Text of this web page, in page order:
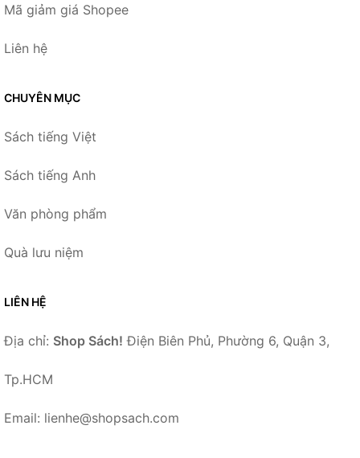
Mã giảm giá Shopee
Liên hệ
CHUYÊN MỤC
Sách tiếng Việt
Sách tiếng Anh
Văn phòng phẩm
Quà lưu niệm
LIÊN HỆ
Địa chỉ: Shop Sách! Điện Biên Phủ, Phường 6, Quận 3,
Tp.HCM
Email: lienhe@shopsach.com